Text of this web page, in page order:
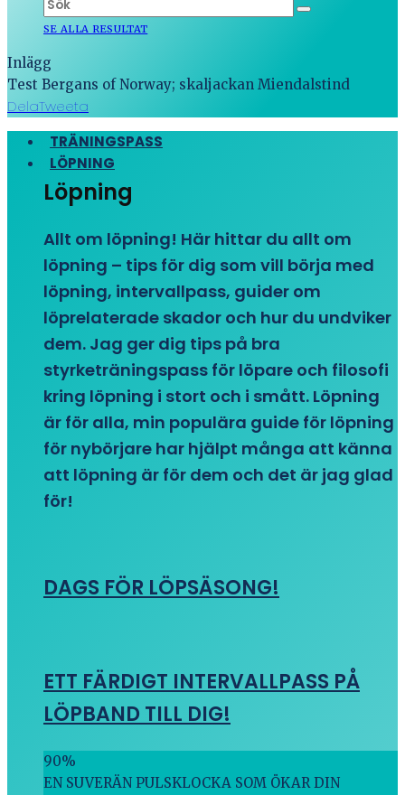
SE ALLA RESULTAT
Inlägg
Test Bergans of Norway; skaljackan Miendalstind
DelaTweeta
TRÄNINGSPASS
LÖPNING
Löpning
Allt om löpning! Här hittar du allt om
löpning – tips för dig som vill börja med
löpning, intervallpass, guider om
löprelaterade skador och hur du undviker
dem. Jag ger dig tips på bra
styrketräningspass för löpare och filosofi
kring löpning i stort och i smått. Löpning
är för alla, min populära guide för löpning
för nybörjare har hjälpt många att känna
att löpning är för dem och det är jag glad
för!
DAGS FÖR LÖPSÄSONG!
ETT FÄRDIGT INTERVALLPASS PÅ
LÖPBAND TILL DIG!
90%
EN SUVERÄN PULSKLOCKA SOM ÖKAR DIN